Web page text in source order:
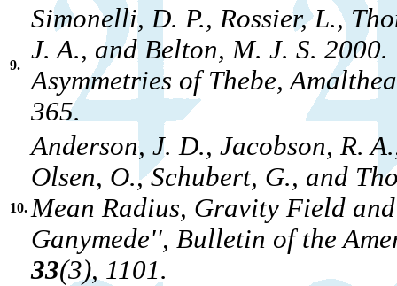
9.
Simonelli, D. P., Rossier, L.,
J. A., and Belton, M. J. S.
Asymmetries of Thebe,
365.
10.
Anderson, J. D., Jacobson, R.
Olsen, O., Schubert, G., and
Mean Radius, Gravity Field
Ganymede'', Bulletin of the
33(3), 1101.